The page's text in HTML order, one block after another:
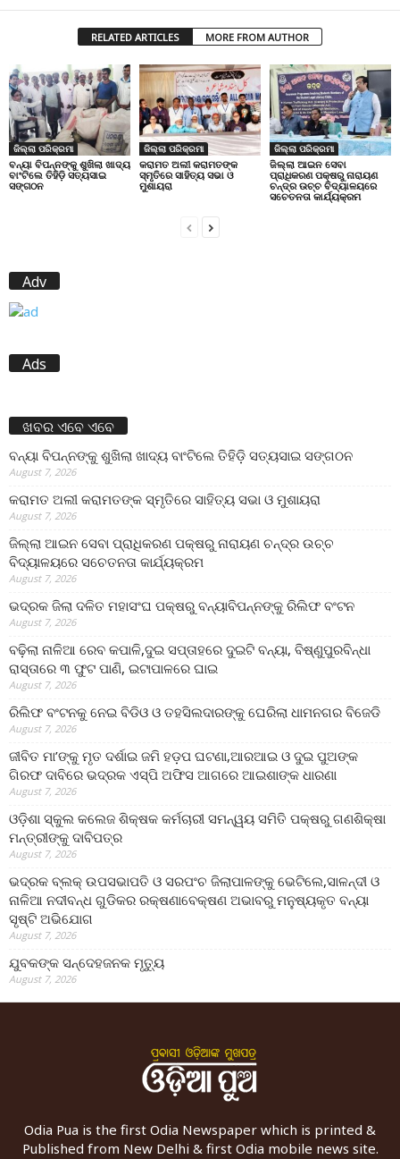
RELATED ARTICLES MORE FROM AUTHOR
ଜିଲ୍ଲା ପରିକ୍ରମା
ବନ୍ୟା ବିପନ୍ନଙ୍କୁ ଶୁଖିଲା ଖାଦ୍ୟ
ବାଂଟିଲେ ତିହିଡି଼ ସତ୍ୟସାଇ
ସଙ୍ଗଠନ
ଜିଲ୍ଲା ପରିକ୍ରମା
କରାମତ ଅଲୀ କରାମତଙ୍କ
ସ୍ମୃତିରେ ସାହିତ୍ୟ ସଭା ଓ
ମୁଶାୟରା
ଜିଲ୍ଲା ପରିକ୍ରମା
ଜିଲ୍ଲା ଆଇନ ସେବା
ପ୍ରାଧିକରଣ ପକ୍ଷରୁ ନାରାୟଣ
ଚନ୍ଦ୍ର ଉଚ୍ଚ ବିଦ୍ୟାଳୟରେ
ସଚେତନତା କାର୍ଯ୍ୟକ୍ରମ
Adv
Ads
ଖବର ଏବେ ଏବେ
ବନ୍ୟା ବିପନ୍ନଙ୍କୁ ଶୁଖିଲା ଖାଦ୍ୟ ବାଂଟିଲେ ତିହିଡି଼ ସତ୍ୟସାଇ ସଙ୍ଗଠନ
August 7, 2026
କରାମତ ଅଲୀ କରାମତଙ୍କ ସ୍ମୃତିରେ ସାହିତ୍ୟ ସଭା ଓ ମୁଶାୟରା
August 7, 2026
ଜିଲ୍ଲା ଆଇନ ସେବା ପ୍ରାଧିକରଣ ପକ୍ଷରୁ ନାରାୟଣ ଚନ୍ଦ୍ର ଉଚ୍ଚ
ବିଦ୍ୟାଳୟରେ ସଚେତନତା କାର୍ଯ୍ୟକ୍ରମ
August 7, 2026
ଭଦ୍ରକ ଜିଲା ଦଳିତ ମହାସଂଘ ପକ୍ଷରୁ ବନ୍ୟାବିପନ୍ନଙ୍କୁ ରିଲିଫ ବଂଟନ
August 7, 2026
ବଢ଼ିଲା ନାଳିଆ ରେବ କପାଳି,ଦୁଇ ସପ୍ତାହରେ ଦୁଇଟି ବନ୍ୟା, ବିଷ୍ଣୁପୁରବିନ୍ଧା
ରାସ୍ତାରେ ୩ ଫୁଟ ପାଣି, ଇଟାପାଳରେ ଘାଇ
August 7, 2026
ରିଲିଫ ବଂଟନକୁ ନେଇ ବିଡିଓ ଓ ତହସିଲଦାରଙ୍କୁ ଘେରିଲା ଧାମନଗର ବିଜେଡି
August 7, 2026
ଜୀବିତ ମା’ଙ୍କୁ ମୃତ ଦର୍ଶାଇ ଜମି ହଡ଼ପ ଘଟଣା,ଆରଆଇ ଓ ଦୁଇ ପୁଅଙ୍କ
ଗିରଫ ଦାବିରେ ଭଦ୍ରକ ଏସ୍‌ପି ଅଫିସ ଆଗରେ ଆଇଶାଙ୍କ ଧାରଣା
August 7, 2026
ଓଡ଼ିଶା ସ୍କୁଲ କଲେଜ ଶିକ୍ଷକ କର୍ମଚାରୀ ସମନ୍ୱୟ ସମିତି ପକ୍ଷରୁ ଗଣଶିକ୍ଷା
ମନ୍ତ୍ରୀଙ୍କୁ ଦାବିପତ୍ର
August 7, 2026
ଭଦ୍ରକ ବ୍ଲକ୍ ଉପସଭାପତି ଓ ସରପଂଚ ଜିଲାପାଳଙ୍କୁ ଭେଟିଲେ,ସାଳନ୍ଦୀ ଓ
ନାଳିଆ ନଦୀବନ୍ଧ ଗୁଡିକର ରକ୍ଷଣାବେକ୍ଷଣ ଅଭାବରୁ ମନୁଷ୍ୟକୃତ ବନ୍ୟା
ସୃଷ୍ଟି ଅଭିଯୋଗ
August 7, 2026
ଯୁବକଙ୍କ ସନ୍ଦେହଜନକ ମୃତ୍ୟୁ
August 7, 2026
Odia Pua is the first Odia Newspaper which is printed &
Published from New Delhi & first Odia mobile news site.